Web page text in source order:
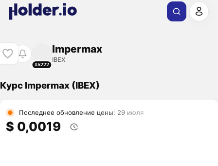
#5222
Impermax
IBEX
Курс Impermax (IBEX)
Последнее обновление цены: 29 июля
$ 0,0019